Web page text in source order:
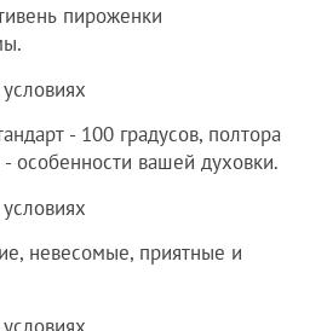
пироженки
- 100 градусов, полтора
- особенности вашей духовки.
невесомые, приятные и